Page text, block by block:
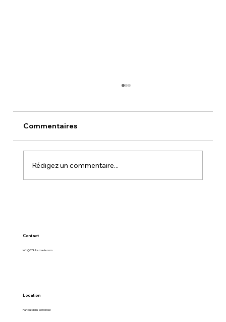
TORRE DEL CALI
Commentaires
Rédigez un commentaire...
Contact
info@23kilosmavie.com
Location
Partout dans le monde !